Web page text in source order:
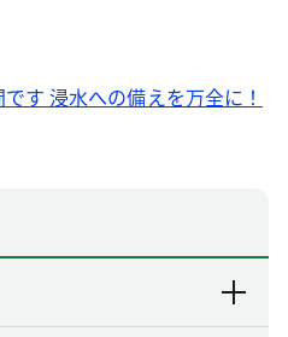
す 浸水への備えを万全に！